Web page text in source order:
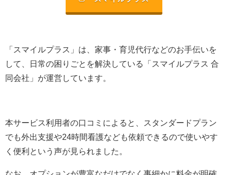
「スマイルプラス」は、 家事・育児代行などのお手伝いを
して、日常の困りごとを解決している「 スマイルプラス 合
同会社 」が運営しています。
本サービス利用者の口コミによると、
スタンダードプラン
でも外出支援や24時間看護なども依頼できるので使いやす
く便利という声が見られました
なお、 オプションが豊富なだけでなく事細かに料金が明確